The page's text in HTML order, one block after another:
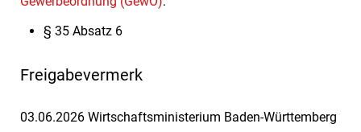
§ 35 Absatz 6
Freigabevermerk
03.06.2026 Wirtschaftsministerium Baden-Württemberg